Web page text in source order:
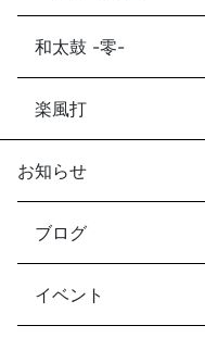
和太鼓 -零-
楽風打
お知らせ
ブログ
イベント